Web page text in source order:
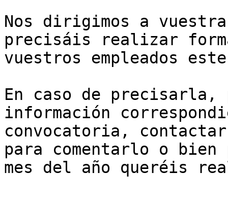
Nos dirigimos a
precisáis realizar
vuestros empleados
En caso de precisarla,
información
convocatoria,
para comentarlo o
mes del año queréis